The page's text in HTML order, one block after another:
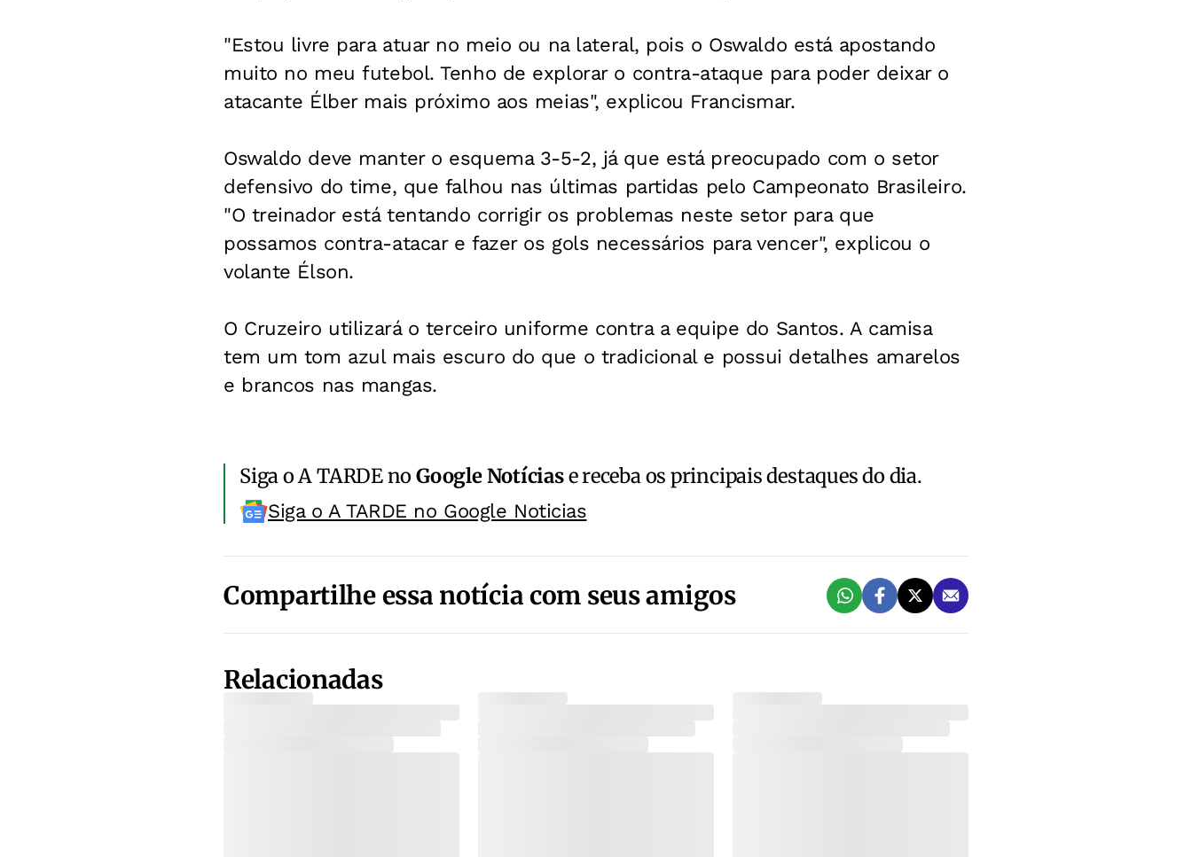
"Estou livre para atuar no meio ou na lateral, pois o Oswaldo está apostando
muito no meu futebol. Tenho de explorar o contra-ataque para poder deixar o
atacante Élber mais próximo aos meias", explicou Francismar.
Oswaldo deve manter o esquema 3-5-2, já que está preocupado com o setor
defensivo do time, que falhou nas últimas partidas pelo Campeonato Brasileiro.
"O treinador está tentando corrigir os problemas neste setor para que
possamos contra-atacar e fazer os gols necessários para vencer", explicou o
volante Élson.
O Cruzeiro utilizará o terceiro uniforme contra a equipe do Santos. A camisa
tem um tom azul mais escuro do que o tradicional e possui detalhes amarelos
e brancos nas mangas.
Siga o A TARDE noGoogle Notíciase receba os principais destaques do dia.
Siga o A TARDE no Google Noticias
Compartilhe essa notícia com seus amigos
Relacionadas